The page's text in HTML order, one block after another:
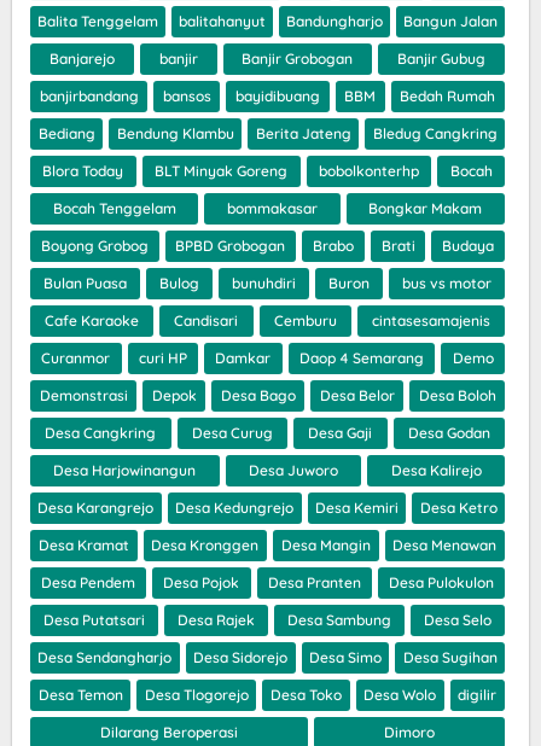
Balita Tenggelam balitahanyut Bandungharjo Bangun Jalan
Banjarejo banjir Banjir Grobogan Banjir Gubug
banjirbandang bansos bayidibuang BBM Bedah Rumah
Bediang Bendung Klambu Berita Jateng Bledug Cangkring
Blora Today BLT Minyak Goreng bobolkonterhp Bocah
Bocah Tenggelam bommakasar Bongkar Makam
Boyong Grobog BPBD Grobogan Brabo Brati Budaya
Bulan Puasa Bulog bunuhdiri Buron bus vs motor
Cafe Karaoke Candisari Cemburu cintasesamajenis
Curanmor curi HP Damkar Daop 4 Semarang Demo
Demonstrasi Depok Desa Bago Desa Belor Desa Boloh
Desa Cangkring Desa Curug Desa Gaji Desa Godan
Desa Harjowinangun Desa Juworo Desa Kalirejo
Desa Karangrejo Desa Kedungrejo Desa Kemiri Desa Ketro
Desa Kramat Desa Kronggen Desa Mangin Desa Menawan
Desa Pendem Desa Pojok Desa Pranten Desa Pulokulon
Desa Putatsari Desa Rajek Desa Sambung Desa Selo
Desa Sendangharjo Desa Sidorejo Desa Simo Desa Sugihan
Desa Temon Desa Tlogorejo Desa Toko Desa Wolo digilir
Dilarang Beroperasi Dimoro